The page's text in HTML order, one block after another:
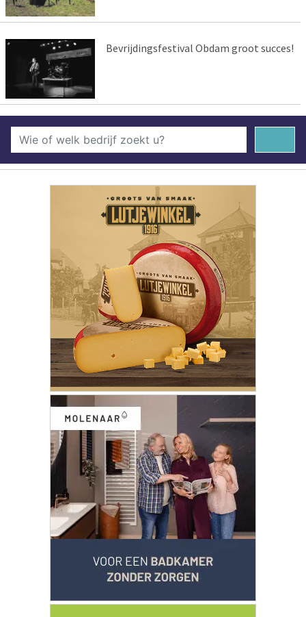
Bevrijdingsfestival Obdam groot succes!